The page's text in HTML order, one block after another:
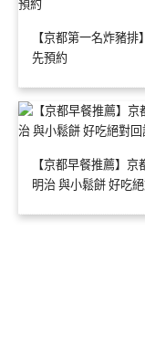
【京都第一名炸豬
先預約
【京都早餐推薦】
明治 與小鬆餅 好吃